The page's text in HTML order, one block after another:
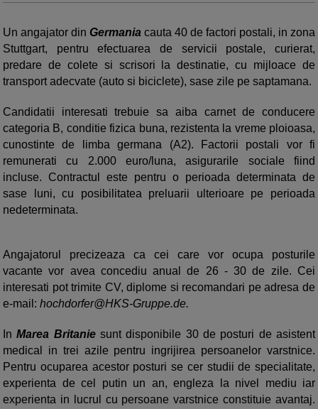
Un angajator din Germania cauta 40 de factori postali, in zona
Stuttgart, pentru efectuarea de servicii postale, curierat,
predare de colete si scrisori la destinatie, cu mijloace de
transport adecvate (auto si biciclete), sase zile pe saptamana.
Candidatii interesati trebuie sa aiba carnet de conducere
categoria B, conditie fizica buna, rezistenta la vreme ploioasa,
cunostinte de limba germana (A2). Factorii postali vor fi
remunerati cu 2.000 euro/luna, asigurarile sociale fiind
incluse. Contractul este pentru o perioada determinata de
sase luni, cu posibilitatea preluarii ulterioare pe perioada
nedeterminata.
Angajatorul precizeaza ca cei care vor ocupa posturile
vacante vor avea concediu anual de 26 - 30 de zile. Cei
interesati pot trimite CV, diplome si recomandari pe adresa de
e-mail: hochdorfer@HKS-Gruppe.de.
InMarea Britaniesunt disponibile 30 de posturi de asistent
medical in trei azile pentru ingrijirea persoanelor varstnice.
Pentru ocuparea acestor posturi se cer studii de specialitate,
experienta de cel putin un an, engleza la nivel mediu iar
experienta in lucrul cu persoane varstnice constituie avantaj.